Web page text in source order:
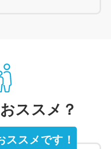
ススメ？
ススメです！